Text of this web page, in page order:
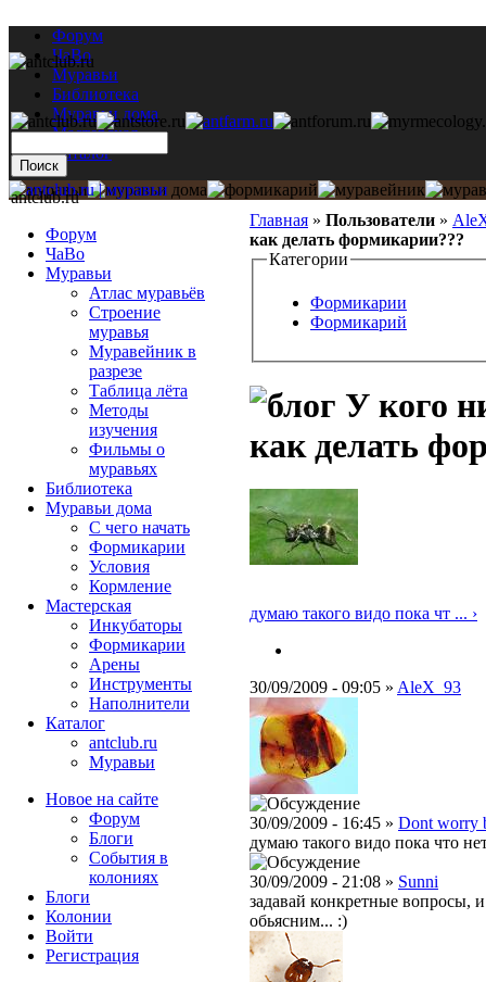
Форум
ЧаВо
Муравьи
Библиотека
Муравьи дома
Мастерская
Каталог
Главная » Пользователи »
как делать формикарии???
Категории
Формикарии
Формикарий
У кого
как делать
думаю такого видо пока чт ... ›
30/09/2009 - 09:05 » AleX_93
30/09/2009 - 16:45 » Dont worry
думаю такого видо пока что
30/09/2009 - 21:08 » Sunni
задавай конкретные вопросы,
обьясним... :)
antclub.ru
Форум
ЧаВо
Муравьи
Атлас муравьёв
Строение
муравья
Муравейник в
разрезе
Таблица лёта
Методы
изучения
Фильмы о
муравьях
Библиотека
Муравьи дома
С чего начать
Формикарии
Условия
Кормление
Мастерская
Инкубаторы
Формикарии
Арены
Инструменты
Наполнители
Каталог
antclub.ru
Муравьи
Новое на сайте
Форум
Блоги
События в
колониях
Блоги
Колонии
Войти
Peгиcтpaция